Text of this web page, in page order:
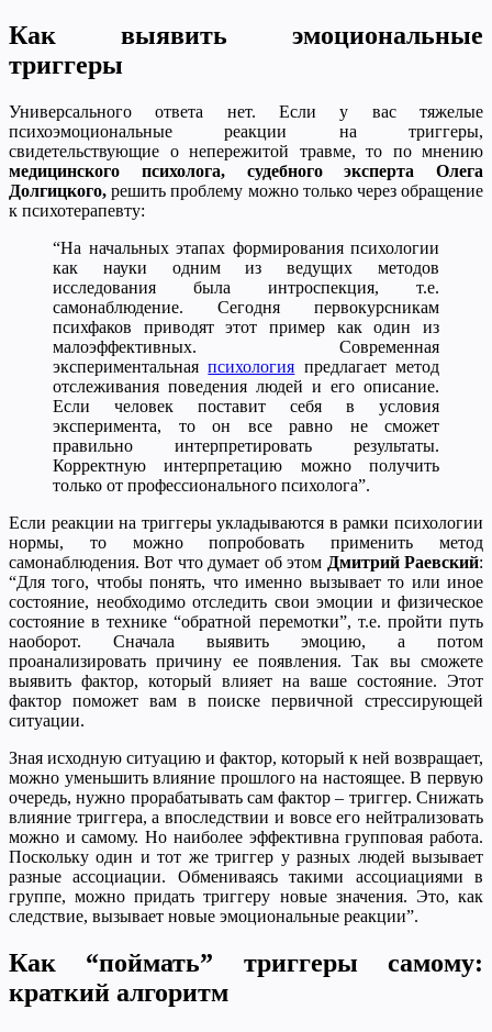
Как выявить эмоциональные
триггеры
Универсального ответа нет. Если у вас тяжелые
психоэмоциональные реакции на триггеры,
свидетельствующие о непережитой травме, то по мнению
медицинского психолога, судебного эксперта Олега
Долгицкого, решить проблему можно только через обращение
к психотерапевту:
“На начальных этапах формирования психологии
как науки одним из ведущих методов
исследования была интроспекция, т.е.
самонаблюдение. Сегодня первокурсникам
психфаков приводят этот пример как один из
малоэффективных. Современная
экспериментальнаяпсихология предлагает метод
отслеживания поведения людей и его описание.
Если человек поставит себя в условия
эксперимента, то он все равно не сможет
правильно интерпретировать результаты.
Корректную интерпретацию можно получить
только от профессионального психолога”.
Если реакции на триггеры укладываются в рамки психологии
нормы, то можно попробовать применить метод
самонаблюдения. Вот что думает об этом Дмитрий Раевский:
“Для того, чтобы понять, что именно вызывает то или иное
состояние, необходимо отследить свои эмоции и физическое
состояние в технике “обратной перемотки”, т.е. пройти путь
наоборот. Сначала выявить эмоцию, а потом
проанализировать причину ее появления. Так вы сможете
выявить фактор, который влияет на ваше состояние. Этот
фактор поможет вам в поиске первичной стрессирующей
ситуации.
Зная исходную ситуацию и фактор, который к ней возвращает,
можно уменьшить влияние прошлого на настоящее. В первую
очередь, нужно прорабатывать сам фактор – триггер. Снижать
влияние триггера, а впоследствии и вовсе его нейтрализовать
можно и самому. Но наиболее эффективна групповая работа.
Поскольку один и тот же триггер у разных людей вызывает
разные ассоциации. Обмениваясь такими ассоциациями в
группе, можно придать триггеру новые значения. Это, как
следствие, вызывает новые эмоциональные реакции”.
Как “поймать” триггеры самому:
краткий алгоритм